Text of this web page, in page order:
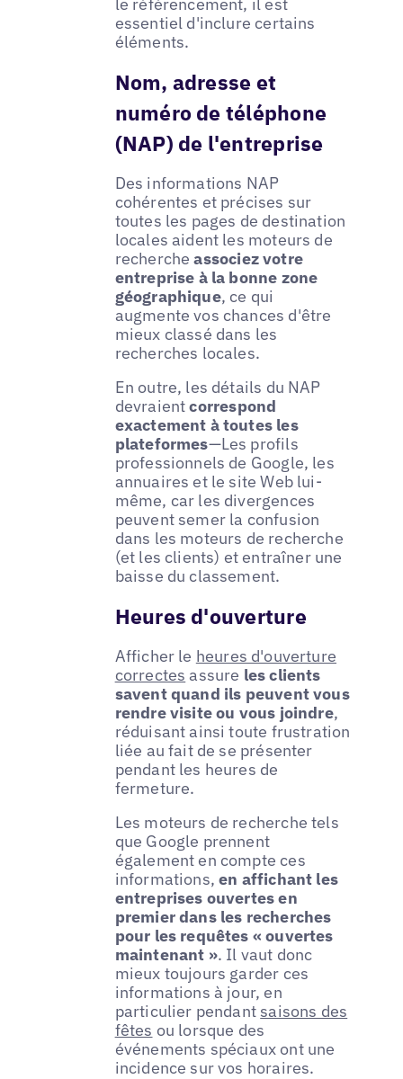
le référencement, il est
essentiel d'inclure certains
éléments.
Nom, adresse et
numéro de téléphone
(NAP) de l'entreprise
Des informations NAP
cohérentes et précises sur
toutes les pages de destination
locales aident les moteurs de
rechercheassociez votre
entreprise à la bonne zone
géographique, ce qui
augmente vos chances d'être
mieux classé dans les
recherches locales.
En outre, les détails du NAP
devraientcorrespond
exactement à toutes les
plateformes—Les profils
professionnels de Google, les
annuaires et le site Web lui-
même, car les divergences
peuvent semer la confusion
dans les moteurs de recherche
(et les clients) et entraîner une
baisse du classement.
Heures d'ouverture
Afficher le heures d'ouverture
correctes assure les clients
savent quand ils peuvent vous
rendre visite ou vous joindre,
réduisant ainsi toute frustration
liée au fait de se présenter
pendant les heures de
fermeture.
Les moteurs de recherche tels
que Google prennent
également en compte ces
informations,en affichant les
entreprises ouvertes en
premier dans les recherches
pour les requêtes « ouvertes
maintenant ». Il vaut donc
mieux toujours garder ces
informations à jour, en
particulier pendant saisons des
fêtes ou lorsque des
événements spéciaux ont une
incidence sur vos horaires.